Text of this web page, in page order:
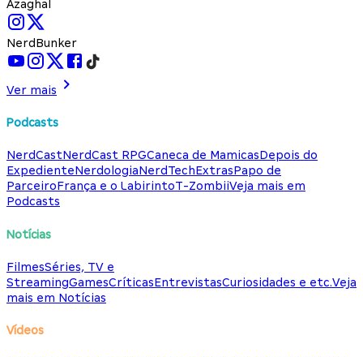
Azaghal
NerdBunker
Ver mais
Podcasts
NerdCastNerdCast RPGCaneca de MamicasDepois do
ExpedienteNerdologiaNerdTechExtrasPapo de
ParceiroFrança e o LabirintoT-ZombiiVeja mais em
Podcasts
Notícias
FilmesSéries, TV e
StreamingGamesCríticasEntrevistasCuriosidades e etc.Veja
mais em Notícias
Vídeos